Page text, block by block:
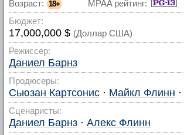
Возраст: 18+
MPAA рейтинг:
Бюджет:
17,000,000 $ (Доллар США)
Режиссер:
Даниел Барнз
Продюсеры:
Сьюзан Картсонис · Майкл Флинн ·
Сценаристы:
Даниел Барнз · Алекс Флинн